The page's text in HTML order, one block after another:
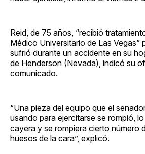
Reid, de 75 años, “recibió
Médico Universitario de Las Vegas”
sufrió durante un accidente en su
de Henderson (Nevada), indicó su
comunicado.
“Una pieza del equipo que el
usando para ejercitarse se rompió,
cayera y se rompiera cierto número
huesos de la cara”, explicó.